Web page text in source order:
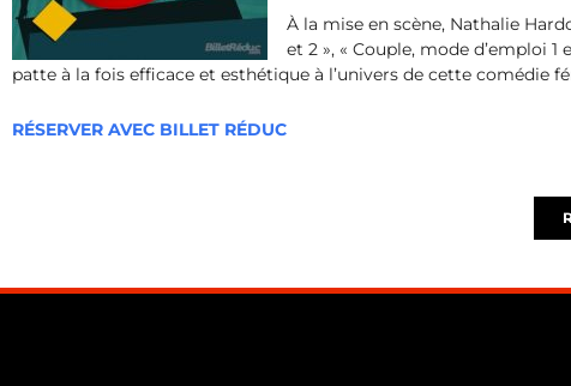
À la mise en scène, Nathalie
et 2 », « Couple, mode d’emploi
patte à la fois efficace et esthétique à l’univers de cette comédie
RÉSERVER AVEC BILLET RÉDUC